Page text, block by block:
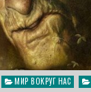
МИР ВОКРУГ НАС